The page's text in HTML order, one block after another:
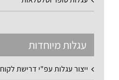
עגלות מיוחדות
ייצור עגלות עפ"י דרישת לקוח